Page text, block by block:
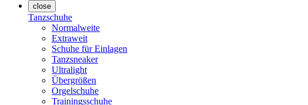
close
Tanzschuhe
Normalweite
Extraweit
Schuhe für Einlagen
Tanzsneaker
Ultralight
Übergrößen
Orgelschuhe
Trainingsschuhe